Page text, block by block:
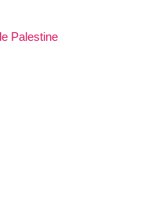
Palestine